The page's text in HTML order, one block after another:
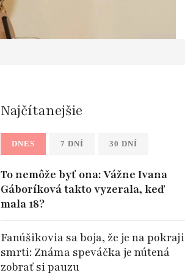
Najčítanejšie
DNES 7 DNÍ 30 DNÍ
To nemôže byť ona: Vážne Ivana
Gáboríková takto vyzerala, keď
mala 18?
Fanúšikovia sa boja, že je na pokraji
smrti: Známa speváčka je nútená
zobrať si pauzu